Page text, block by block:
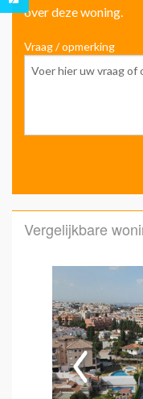
over deze woning.
Vraag / opmerking
Vergelijkbare